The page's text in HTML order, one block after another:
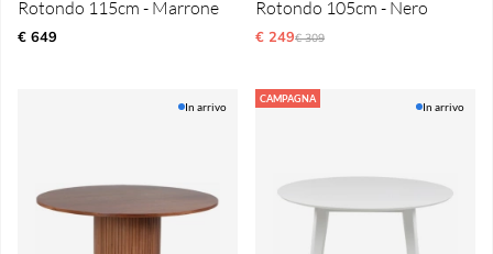
Rotondo 115cm - Marrone
€ 649
Rotondo 105cm - Nero
€ 249Prezzo ordinario:
€ 309
In arrivo
CAMPAGNA
In arrivo